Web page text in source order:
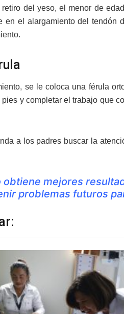
del yeso, el menor de
en el alargamiento del
se le coloca una férula
y completar el trabajo que
a los padres buscar la
obtiene mejores
problemas futuros